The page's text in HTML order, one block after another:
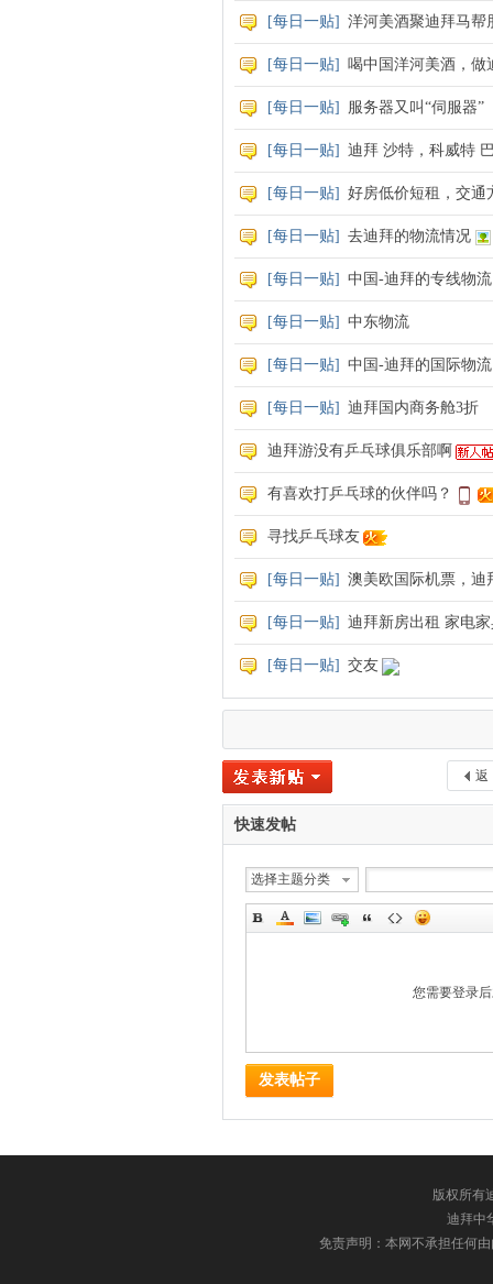
[每日一贴] 洋河美酒聚迪拜马帮
[每日一贴] 喝中国洋河美酒，做
[每日一贴] 服务器又叫“伺服器”
[每日一贴] 迪拜 沙特，科威特
[每日一贴] 好房低价短租，交通
[每日一贴] 去迪拜的物流情况
[每日一贴] 中国-迪拜的专线物流
[每日一贴] 中东物流
[每日一贴] 中国-迪拜的国际物流
[每日一贴] 迪拜国内商务舱3折
迪拜游没有乒乓球俱乐部啊
有喜欢打乒乓球的伙伴吗？
寻找乒乓球友
[每日一贴] 澳美欧国际机票，迪
[每日一贴] 迪拜新房出租 家电
[每日一贴] 交友
返
快速发帖
选择主题分类
您需要登录
发表帖子
版权所有
迪拜中
免责声明：本网不承担任何